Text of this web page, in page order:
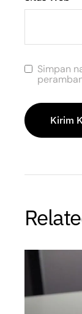
Simpan
Kirim